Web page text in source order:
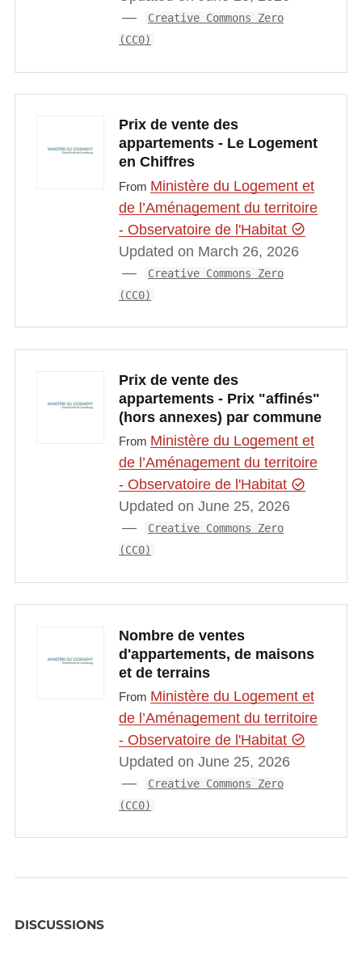
Creative Commons Zero
(CC0)
Prix de vente des
appartements - Le Logement
en Chiffres
From Ministère du Logement et
de l’Aménagement du territoire
- Observatoire de l'Habitat
Updated on March 26, 2026
Creative Commons Zero
(CC0)
Prix de vente des
appartements - Prix "affinés"
(hors annexes) par commune
From Ministère du Logement et
de l’Aménagement du territoire
- Observatoire de l'Habitat
Updated on June 25, 2026
Creative Commons Zero
(CC0)
Nombre de ventes
d'appartements, de maisons
et de terrains
From Ministère du Logement et
de l’Aménagement du territoire
- Observatoire de l'Habitat
Updated on June 25, 2026
Creative Commons Zero
(CC0)
DISCUSSIONS